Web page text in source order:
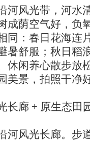
河风光带，河水
成荫空气好，负
同：春日花海连
暑舒服；秋日稻
休闲养心散步放
美景，拍照干净
长廊 + 原生态田
河风光长廊。步